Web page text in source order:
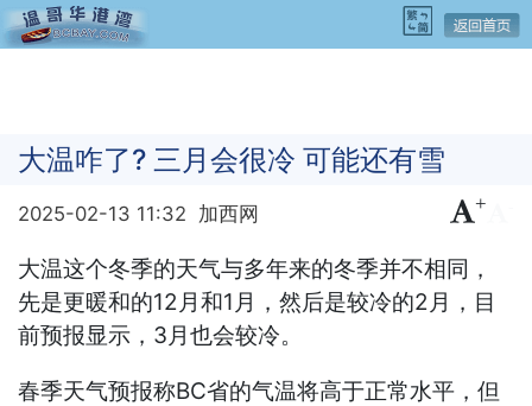
大温咋了? 三月会很冷 可能还有雪
2025-02-13 11:32 加西网 +
大温这个冬季的天气与多年来的冬季并不相同，
先是更暖和的12月和1月，然后是较冷的2月，目
前预报显示，3月也会较冷。
春季天气预报称BC省的气温将高于正常水平，但